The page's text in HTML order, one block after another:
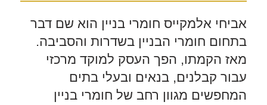
אביחי אלמקייס חומרי בניין הוא שם דבר
בתחום חומרי הבניין בשדרות והסביבה.
מאז הקמתו, הפך העסק למוקד מרכזי
עבור קבלנים, בנאים ובעלי בתים
המחפשים מגוון רחב של חומרי בניין